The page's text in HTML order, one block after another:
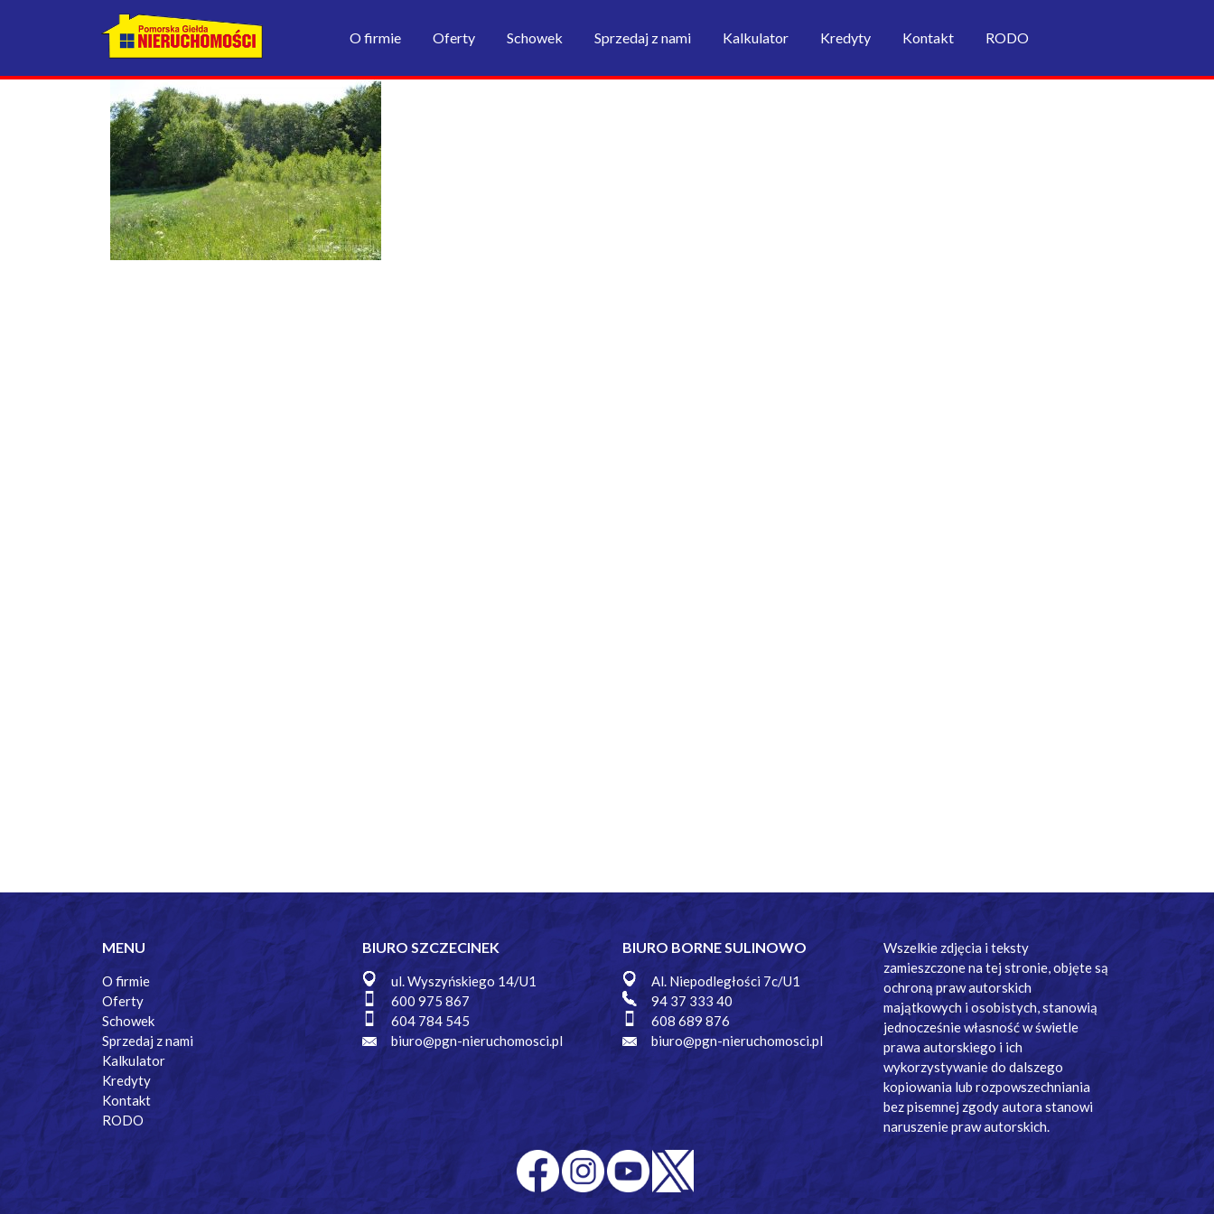
O firmie Oferty Schowek Sprzedaj z nami Kalkulator Kredyty Kontakt RODO
MENU
O firmie
Oferty
Schowek
Sprzedaj z nami
Kalkulator
Kredyty
Kontakt
RODO
BIURO SZCZECINEK
ul. Wyszyńskiego 14/U1
600 975 867
604 784 545
biuro@pgn-nieruchomosci.pl
BIURO BORNE SULINOWO
Al. Niepodległości 7c/U1
94 37 333 40
608 689 876
biuro@pgn-nieruchomosci.pl
Wszelkie zdjęcia i teksty
zamieszczone na tej stronie, objęte są
ochroną praw autorskich
majątkowych i osobistych, stanowią
jednocześnie własność w świetle
prawa autorskiego i ich
wykorzystywanie do dalszego
kopiowania lub rozpowszechniania
bez pisemnej zgody autora stanowi
naruszenie praw autorskich.